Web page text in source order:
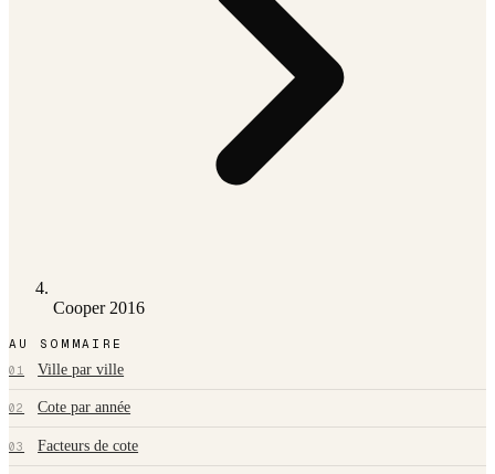
Cooper 2016
AU SOMMAIRE
01 Ville par ville
02 Cote par année
03 Facteurs de cote